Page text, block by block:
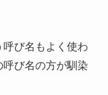
呼び名もよく使わ
び名の方が馴染